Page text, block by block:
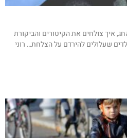
איך צולחים את הקיטורים והביקורת
שעלולים להירדם על הצלחת… רוני